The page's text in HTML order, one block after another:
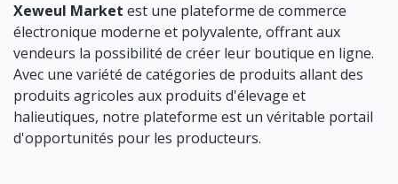
Xeweul Market est une plateforme de commerce
électronique moderne et polyvalente, offrant aux
vendeurs la possibilité de créer leur boutique en ligne.
Avec une variété de catégories de produits allant des
produits agricoles aux produits d'élevage et
halieutiques, notre plateforme est un véritable portail
d'opportunités pour les producteurs.